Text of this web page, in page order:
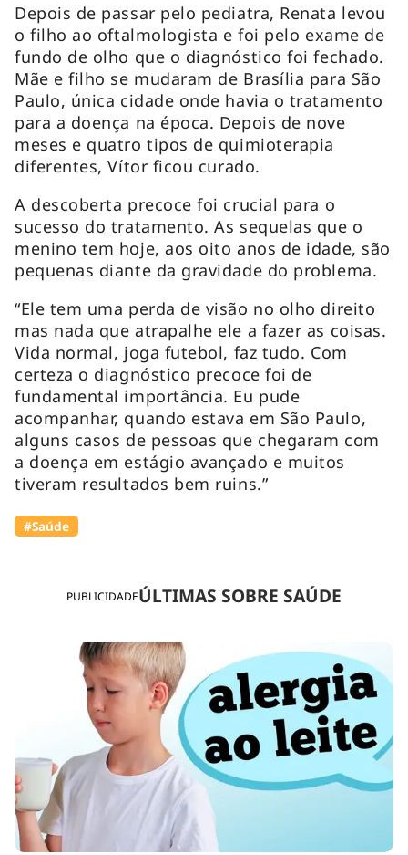
PUBLICIDADEÚLTIMAS SOBRE SAÚDE
Depois de passar pelo pediatra, Renata levou
o filho ao oftalmologista e foi pelo exame de
fundo de olho que o diagnóstico foi fechado.
Mãe e filho se mudaram de Brasília para São
Paulo, única cidade onde havia o tratamento
para a doença na época. Depois de nove
meses e quatro tipos de quimioterapia
diferentes, Vítor ficou curado.
A descoberta precoce foi crucial para o
sucesso do tratamento. As sequelas que o
menino tem hoje, aos oito anos de idade, são
pequenas diante da gravidade do problema.
“Ele tem uma perda de visão no olho direito
mas nada que atrapalhe ele a fazer as coisas.
Vida normal, joga futebol, faz tudo. Com
certeza o diagnóstico precoce foi de
fundamental importância. Eu pude
acompanhar, quando estava em São Paulo,
alguns casos de pessoas que chegaram com
a doença em estágio avançado e muitos
tiveram resultados bem ruins.”
#Saúde